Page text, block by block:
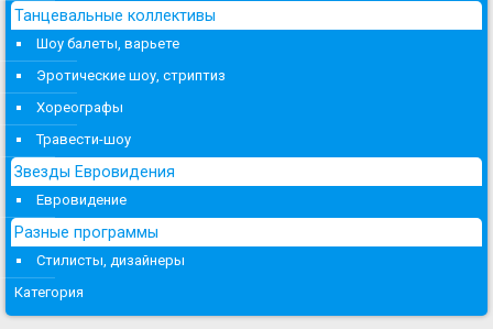
Танцевальные коллективы
Шоу балеты, варьете
Эротические шоу, стриптиз
Хореографы
Травести-шоу
Звезды Евровидения
Евровидение
Разные программы
Стилисты, дизайнеры
Категория